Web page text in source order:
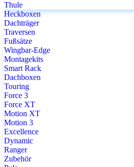
Thule
Heckboxen
Dachträger
Traversen
Fußsätze
Wingbar-Edge
Montagekits
Smart Rack
Dachboxen
Touring
Force 3
Force XT
Motion XT
Motion 3
Excellence
Dynamic
Ranger
Zubehör